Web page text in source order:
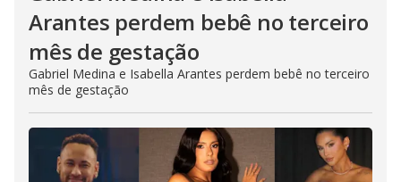
Arantes perdem bebê no terceiro
mês de gestação
Gabriel Medina e Isabella Arantes perdem bebê no terceiro
mês de gestação